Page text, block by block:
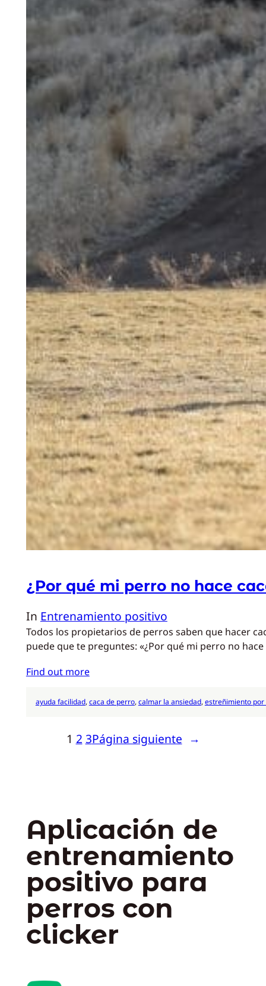
¿Por qué mi perro no hace
In Entrenamiento positivo
Todos los propietarios de perros saben que hacer
puede que te preguntes: «¿Por qué mi perro no
Find out more
ayuda facilidad, caca de perro, calmar la ansiedad, estreñimiento por
1 2 3Página siguiente →
Aplicación de
entrenamiento
positivo para
perros con
clicker